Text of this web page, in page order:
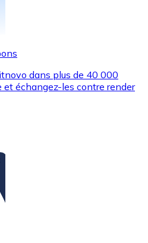
dans plus de 40 000
échangez-les contre render